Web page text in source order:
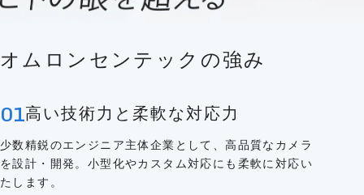
オムロンセンテックの強み
01高い技術力と柔軟な対応力
少数精鋭のエンジニア主体企業として、高品質なカメラ
を設計・開発。小型化やカスタム対応にも柔軟に対応い
たします。